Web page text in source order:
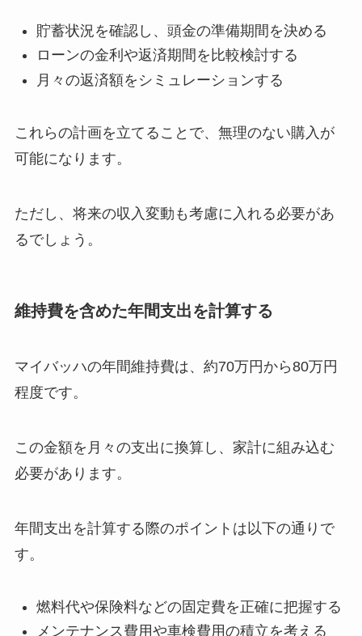
貯蓄状況を確認し、頭金の準備期間を決める
ローンの金利や返済期間を比較検討する
月々の返済額をシミュレーションする
これらの計画を立てることで、無理のない購入が
可能になります。
ただし、将来の収入変動も考慮に入れる必要があ
るでしょう。
維持費を含めた年間支出を計算する
マイバッハの年間維持費は、約70万円から80万円
程度です。
この金額を月々の支出に換算し、家計に組み込む
必要があります。
年間支出を計算する際のポイントは以下の通りで
す。
燃料代や保険料などの固定費を正確に把握する
メンテナンス費用や車検費用の積立を考える